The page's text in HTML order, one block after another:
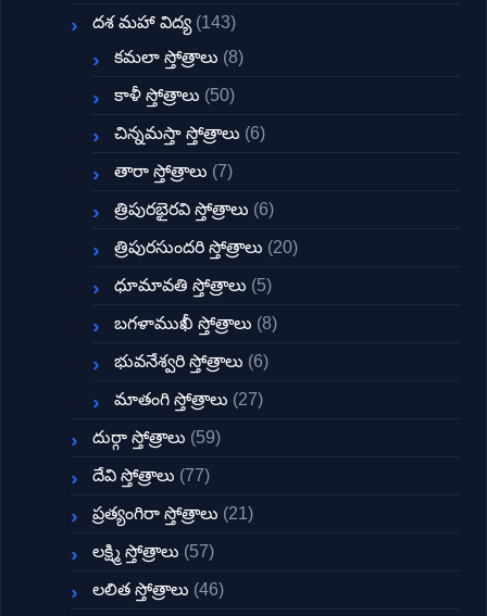
దశ మహా విద్య (143)
కమలా స్తోత్రాలు (8)
కాళీ స్తోత్రాలు (50)
చిన్నమస్తా స్తోత్రాలు (6)
తారా స్తోత్రాలు (7)
త్రిపురభైరవి స్తోత్రాలు (6)
త్రిపురసుందరి స్తోత్రాలు (20)
ధూమావతి స్తోత్రాలు (5)
బగళాముఖీ స్తోత్రాలు (8)
భువనేశ్వరి స్తోత్రాలు (6)
మాతంగి స్తోత్రాలు (27)
దుర్గా స్తోత్రాలు (59)
దేవి స్తోత్రాలు (77)
ప్రత్యంగిరా స్తోత్రాలు (21)
లక్ష్మి స్తోత్రాలు (57)
లలిత స్తోత్రాలు (46)